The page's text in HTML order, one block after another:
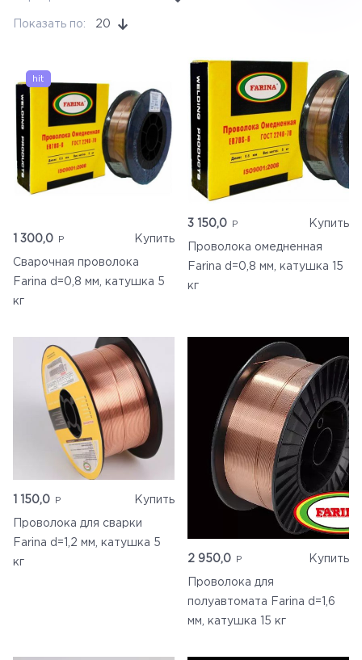
Измерительные приборы
Показать по: 20
1 300,0 Купить
Сварочная проволока
Farina d=0,8 мм, катушка 5
кг
3 150,0 Купить
Проволока омедненная
Farina d=0,8 мм, катушка 15
кг
1 150,0 Купить
Проволока для сварки
Farina d=1,2 мм, катушка 5
кг
2 950,0 Купить
Проволока для
полуавтомата Farina d=1,6
мм, катушка 15 кг